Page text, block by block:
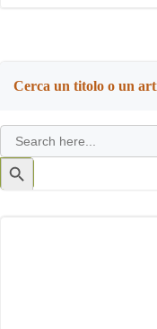
Cerca un titolo o un
Search
for:
Search
Button